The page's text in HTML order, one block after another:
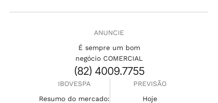
ANUNCIE
É sempre um bom
negócio COMERCIAL
(82) 4009.7755
IBOVESPA
Resumo do mercado:
PREVISÃO
Hoje